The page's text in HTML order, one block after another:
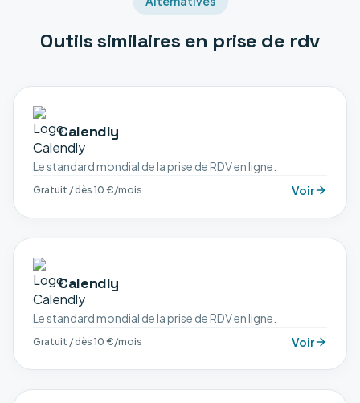
Outils similaires en prise de rdv
Calendly
Le standard mondial de la prise de RDV en ligne.
Gratuit / dès 10 €/mois Voir
Calendly
Le standard mondial de la prise de RDV en ligne.
Gratuit / dès 10 €/mois Voir